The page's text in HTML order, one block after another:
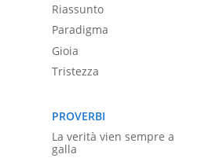
Riassunto
Paradigma
Gioia
Tristezza
PROVERBI
La verità vien sempre a
galla